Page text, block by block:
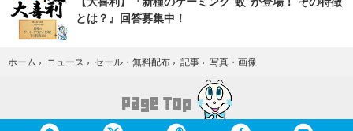
とは？』回答募集中！
ホーム › ニュース › セール・無料配布 › 記事 › 写真・画像